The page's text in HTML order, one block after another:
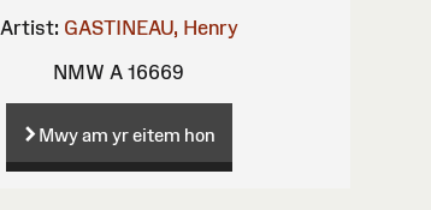
Artist: GASTINEAU, Henry
NMW A 16669
Mwy am yr eitem hon